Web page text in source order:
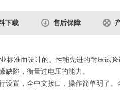
下载 售后保障
标准而设计的、性能先进的耐压试
缺陷，衡量过电压的能力。
置，全中文接口，操作简单明了。